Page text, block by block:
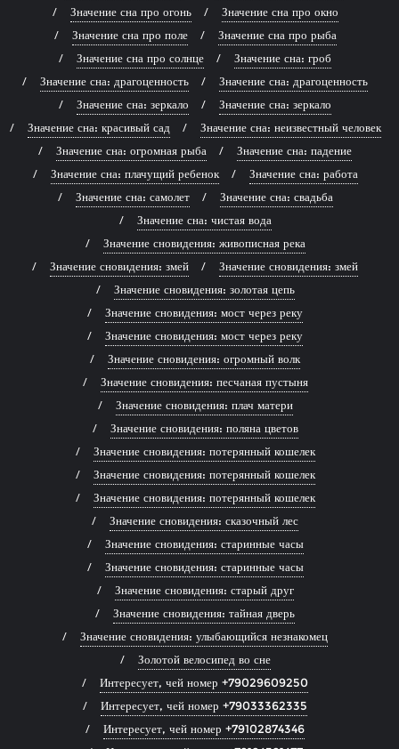
Значение сна про огонь
Значение сна про окно
Значение сна про поле
Значение сна про рыба
Значение сна про солнце
Значение сна: гроб
Значение сна: драгоценность
Значение сна: драгоценность
Значение сна: зеркало
Значение сна: зеркало
Значение сна: красивый сад
Значение сна: неизвестный человек
Значение сна: огромная рыба
Значение сна: падение
Значение сна: плачущий ребенок
Значение сна: работа
Значение сна: самолет
Значение сна: свадьба
Значение сна: чистая вода
Значение сновидения: живописная река
Значение сновидения: змей
Значение сновидения: змей
Значение сновидения: золотая цепь
Значение сновидения: мост через реку
Значение сновидения: мост через реку
Значение сновидения: огромный волк
Значение сновидения: песчаная пустыня
Значение сновидения: плач матери
Значение сновидения: поляна цветов
Значение сновидения: потерянный кошелек
Значение сновидения: потерянный кошелек
Значение сновидения: потерянный кошелек
Значение сновидения: сказочный лес
Значение сновидения: старинные часы
Значение сновидения: старинные часы
Значение сновидения: старый друг
Значение сновидения: тайная дверь
Значение сновидения: улыбающийся незнакомец
Золотой велосипед во сне
Интересует, чей номер +79029609250
Интересует, чей номер +79033362335
Интересует, чей номер +79102874346